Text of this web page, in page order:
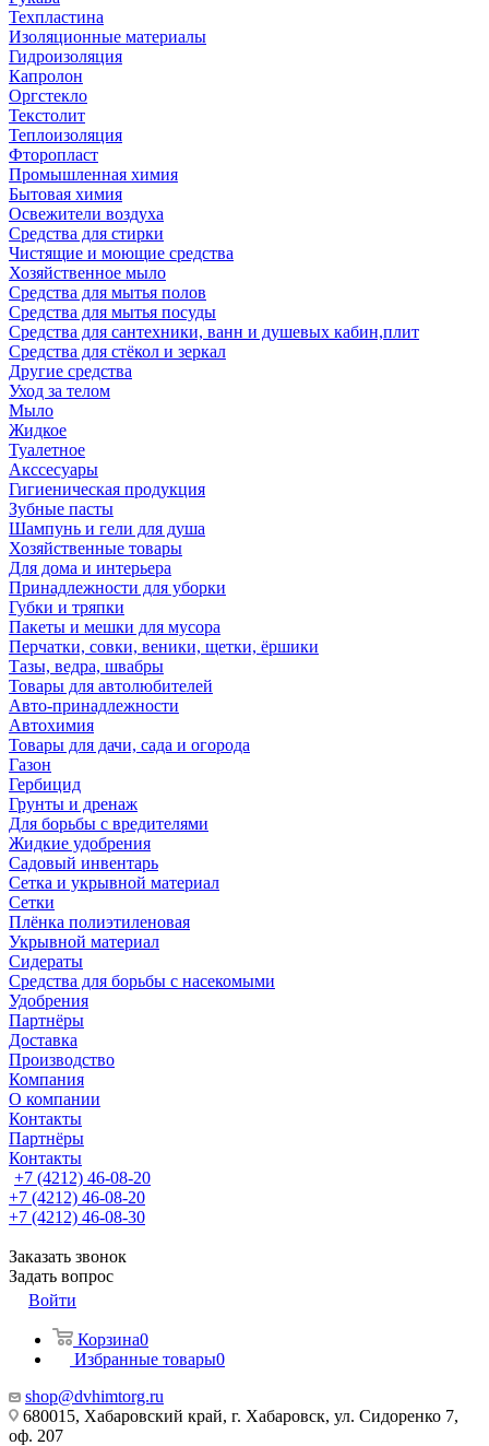
Техпластина
Изоляционные материалы
Гидроизоляция
Капролон
Оргстекло
Текстолит
Теплоизоляция
Фторопласт
Промышленная химия
Бытовая химия
Освежители воздуха
Средства для стирки
Чистящие и моющие средства
Хозяйственное мыло
Средства для мытья полов
Средства для мытья посуды
Средства для сантехники, ванн и душевых кабин,плит
Средства для стёкол и зеркал
Другие средства
Уход за телом
Мыло
Жидкое
Туалетное
Акссесуары
Гигиеническая продукция
Зубные пасты
Шампунь и гели для душа
Хозяйственные товары
Для дома и интерьера
Принадлежности для уборки
Губки и тряпки
Пакеты и мешки для мусора
Перчатки, совки, веники, щетки, ёршики
Тазы, ведра, швабры
Товары для автолюбителей
Авто-принадлежности
Автохимия
Товары для дачи, сада и огорода
Газон
Гербицид
Грунты и дренаж
Для борьбы с вредителями
Жидкие удобрения
Садовый инвентарь
Сетка и укрывной материал
Сетки
Плёнка полиэтиленовая
Укрывной материал
Сидераты
Средства для борьбы с насекомыми
Удобрения
Партнёры
Доставка
Производство
Компания
О компании
Контакты
Партнёры
Контакты
+7 (4212) 46-08-20
+7 (4212) 46-08-20
+7 (4212) 46-08-30
Заказать звонок
Задать вопрос
Войти
Корзина0
Избранные товары0
shop@dvhimtorg.ru
680015, Хабаровский край, г. Хабаровск, ул. Сидоренко 7,
оф. 207